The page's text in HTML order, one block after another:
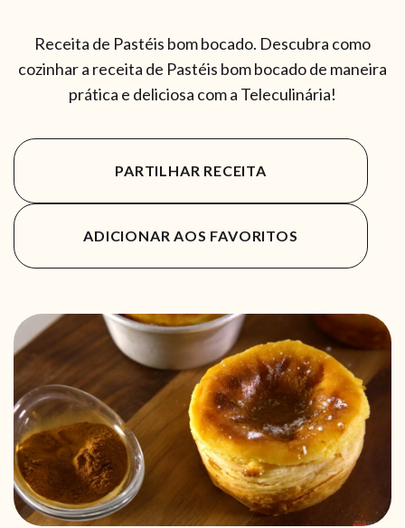
Receita de Pastéis bom bocado. Descubra como
cozinhar a receita de Pastéis bom bocado de maneira
prática e deliciosa com a Teleculinária!
PARTILHAR RECEITA
ADICIONAR AOS FAVORITOS